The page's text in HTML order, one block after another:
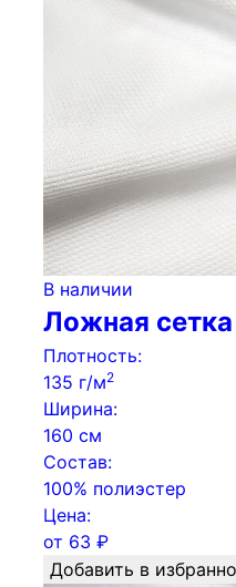
В наличии
Ложная
Плотность:
135 г/м2
Ширина:
160 см
Состав:
100% полиэстер
Цена:
от 63 ₽
Добавить в